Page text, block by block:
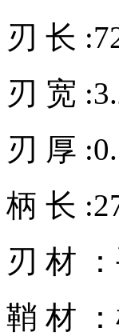
刃 长
刃 宽
刃 厚
柄 长
刃 材
鞘 材